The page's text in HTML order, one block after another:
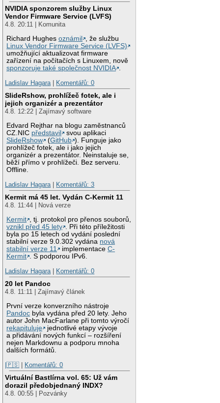
NVIDIA sponzorem služby Linux
Vendor Firmware Service (LVFS)
4.8. 20:11 | Komunita
Richard Hughesoznámil
, že službu
Linux Vendor Firmware Service (LVFS)
umožňující aktualizovat firmware
zařízení na počítačích s Linuxem, nově
sponzoruje také společnost NVIDIA .
Ladislav Hagara | Komentářů: 0
SlideRshow, prohlížeč fotek, ale i
jejich organizér a prezentátor
4.8. 12:22 | Zajímavý software
Edvard Rejthar na blogu zaměstnanců
CZ.NIC představil
svou aplikaci
SlideRshow
(GitHub ). Funguje jako
prohlížeč fotek, ale i jako jejich
organizér a prezentátor. Neinstaluje se,
běží přímo v prohlížeči. Bez serveru.
Offline.
Ladislav Hagara | Komentářů: 3
Kermit má 45 let. Vydán C-Kermit 11
4.8. 11:44 | Nová verze
Kermit , tj. protokol pro přenos souborů,
vznikl před 45 lety . Při této příležitosti
byla po 15 letech od vydání poslední
stabilní verze 9.0.302 vydána nová
stabilní verze 11
implementaceC-
Kermit . S podporou IPv6.
Ladislav Hagara | Komentářů: 0
20 let Pandoc
4.8. 11:11 | Zajímavý článek
První verze konverzního nástroje
Pandoc byla vydána před 20 lety. Jeho
autor John MacFarlane při tomto výročí
rekapituluje
jednotlivé etapy vývoje
a přidávání nových funkcí – rozšíření
nejen Markdownu a podporu mnoha
dalších formátů.
|🇵🇸 | Komentářů: 0
Virtuální Bastlírna vol. 65: Už vám
dorazil předobjednaný INDX?
4.8. 00:55 | Pozvánky